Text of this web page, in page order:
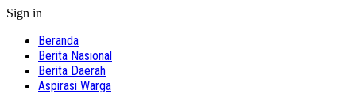
Sign in
Beranda
Berita Nasional
Berita Daerah
Aspirasi Warga